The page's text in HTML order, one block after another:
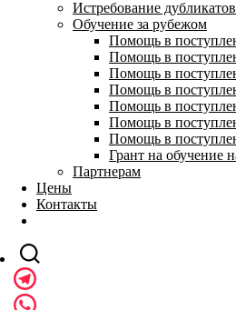
Истребование
Обучение за рубежом
Помощь в
Помощь в
Помощь в
Помощь в
Помощь в
Помощь в
Помощь в
Грант на обучение
Партнерам
Цены
Контакты